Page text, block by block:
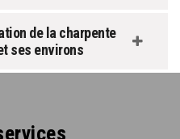
de la charpente
ses environs